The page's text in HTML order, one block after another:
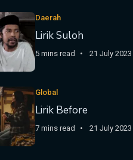
Daerah
Lirik Suloh
5 mins read 21 July 2023
Global
Lirik Before
7 mins read 21 July 2023